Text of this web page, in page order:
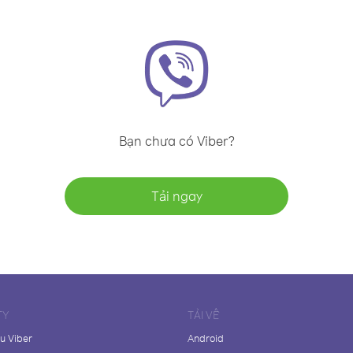
Bạn chưa có Viber?
Tải ngay
Viber
TẢI VỀ
Android